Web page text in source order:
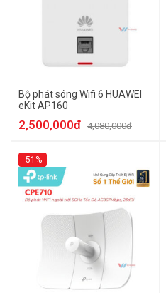
Bộ phát sóng Wifi 6 HUAWEI
eKit AP160
2,500,000đ 4,080,000đ
-51%